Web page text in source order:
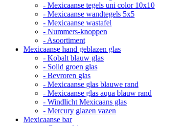
- Mexicaanse tegels uni color 10x10
- Mexicaanse wandtegels 5x5
- Mexicaanse wastafel
- Nummers-knoppen
- Asoortiment
Mexicaanse hand geblazen glas
- Kobalt blauw glas
- Solid groen glas
- Bevroren glas
- Mexicaanse glas blauwe rand
- Mexicaanse glas aqua blauw rand
- Windlicht Mexicaans glas
- Mercury glazen vazen
Mexicaanse bar